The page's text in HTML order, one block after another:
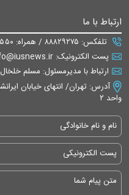
ارتباط با ما
تلفکس: ۸۸۸۲۹۲۷۵ / همراه: ۰۹۳۷۰۷۴۸۵۵۰
پست الکترونیک: info@iusnews.ir یا eiusnews@gmail.com
ارتباط با مدیرمسئول: مسلم خلخال
واحد ۲